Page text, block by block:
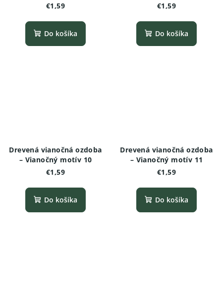
€1,59
Do košíka
€1,59
Do košíka
Drevená vianočná ozdoba
– Vianočný motív 10
€1,59
Do košíka
Drevená vianočná ozdoba
– Vianočný motív 11
€1,59
Do košíka